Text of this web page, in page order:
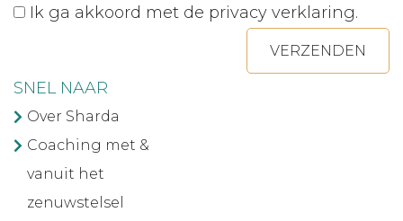
Ik ga akkoord met de privacy verklaring.
VERZENDEN
SNEL NAAR
Over Sharda
Coaching met &
vanuit het
zenuwstelsel